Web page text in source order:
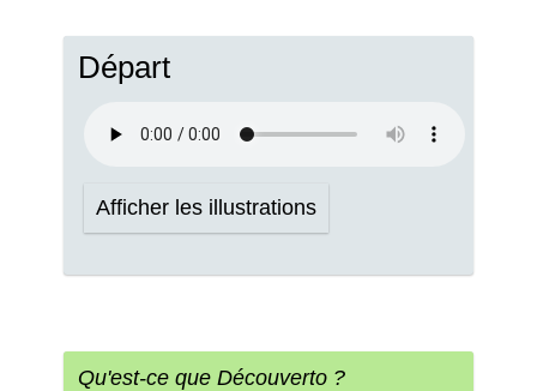
Départ
Afficher les illustrations
Qu'est-ce que Découverto ?